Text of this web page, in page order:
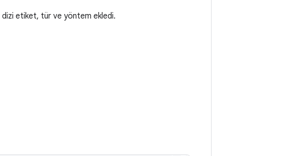
etiket, tür ve yöntem ekledi.